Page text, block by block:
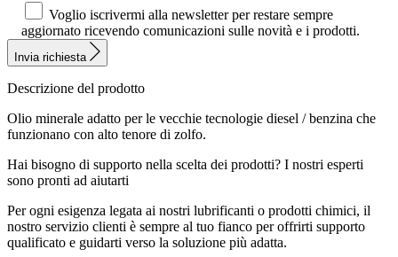
Voglio iscrivermi alla newsletter per restare sempre
aggiornato ricevendo comunicazioni sulle novità e i prodotti.
Invia richiesta
Descrizione del prodotto
Olio minerale adatto per le vecchie tecnologie diesel / benzina che
funzionano con alto tenore di zolfo.
Hai bisogno di supporto nella scelta dei prodotti? I nostri esperti
sono pronti ad aiutarti
Per ogni esigenza legata ai nostri lubrificanti o prodotti chimici, il
nostro servizio clienti è sempre al tuo fianco per offrirti supporto
qualificato e guidarti verso la soluzione più adatta.